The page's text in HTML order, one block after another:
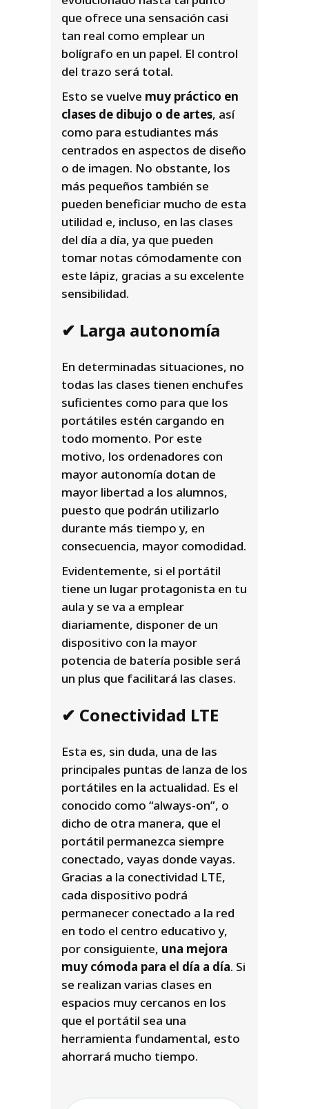
que ofrece una sensación casi
tan real como emplear un
bolígrafo en un papel. El control
del trazo será total.
Esto se vuelve muy práctico en
clases de dibujo o de artes, así
como para estudiantes más
centrados en aspectos de diseño
o de imagen. No obstante, los
más pequeños también se
pueden beneficiar mucho de esta
utilidad e, incluso, en las clases
del día a día, ya que pueden
tomar notas cómodamente con
este lápiz, gracias a su excelente
sensibilidad.
✔ Larga autonomía
En determinadas situaciones, no
todas las clases tienen enchufes
suficientes como para que los
portátiles estén cargando en
todo momento. Por este
motivo, los ordenadores con
mayor autonomía dotan de
mayor libertad a los alumnos,
puesto que podrán utilizarlo
durante más tiempo y, en
consecuencia, mayor comodidad.
Evidentemente, si el portátil
tiene un lugar protagonista en tu
aula y se va a emplear
diariamente, disponer de un
dispositivo con la mayor
potencia de batería posible será
un plus que facilitará las clases.
✔ Conectividad LTE
Esta es, sin duda, una de las
principales puntas de lanza de los
portátiles en la actualidad. Es el
conocido como “always-on”, o
dicho de otra manera, que el
portátil permanezca siempre
conectado, vayas donde vayas.
Gracias a la conectividad LTE,
cada dispositivo podrá
permanecer conectado a la red
en todo el centro educativo y,
por consiguiente, una mejora
muy cómoda para el día a día. Si
se realizan varias clases en
espacios muy cercanos en los
que el portátil sea una
herramienta fundamental, esto
ahorrará mucho tiempo.